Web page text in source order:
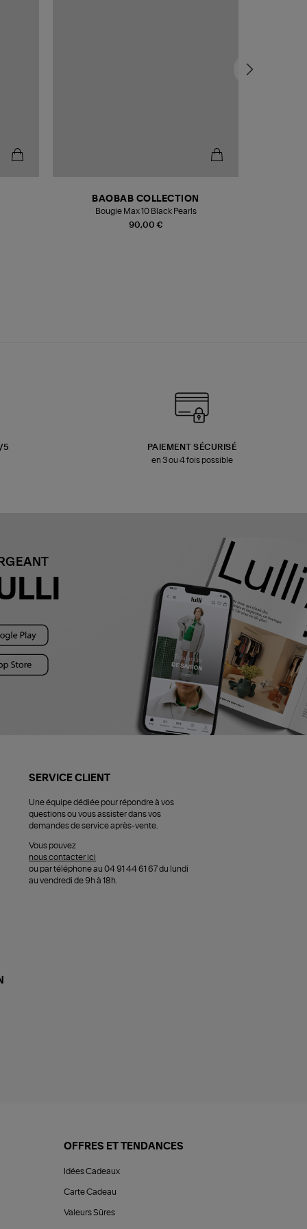
90,00 €
BAOBAB COLLECTION
Bougie Max 10 Black Pearls
5
PAIEMENT SÉCURISÉ
en 3 ou 4 fois possible
SERVICE CLIENT
Une équipe dédiée pour répondre à vos
questions ou vous assister dans vos
demandes de service après-vente.
Vous pouvez
nous contacter ici
ou par téléphone au 04 91 44 61 67 du lundi
au vendredi de 9h à 18h.
OFFRES ET TENDANCES
Idées Cadeaux
Carte Cadeau
Valeurs Sûres